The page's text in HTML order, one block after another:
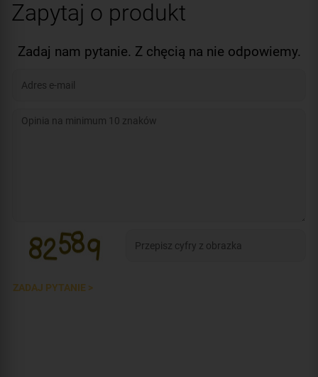
Zapytaj o produkt
Zadaj nam pytanie. Z chęcią na nie odpowiemy.
ZADAJ PYTANIE >